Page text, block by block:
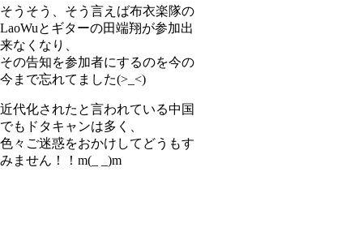
そうそう、そう言えば布衣楽隊の
LaoWuとギターの田端翔が参加出
来なくなり、
その告知を参加者にするのを今の
今まで忘れてました(>_<)
近代化されたと言われている中国
でもドタキャンは多く、
色々ご迷惑をおかけしてどうもす
みません！！m(_ _)m